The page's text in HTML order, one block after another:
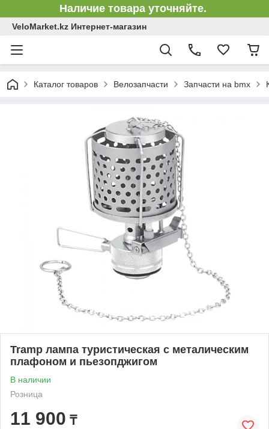
Наличие товара уточняйте.
VeloMarket.kz Интернет-магазин
Каталог товаров Велозапчасти Запчасти на bmx
Tramp лампа туристическая с металическим
плафоном и пьезопджигом
В наличии
Розница
11 900 ₸